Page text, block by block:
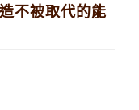
不被取代的能